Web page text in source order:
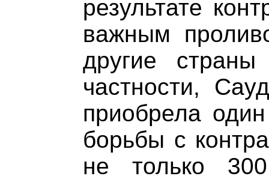
результате
важным
другие
частности,
приобрела
борьбы с
не только